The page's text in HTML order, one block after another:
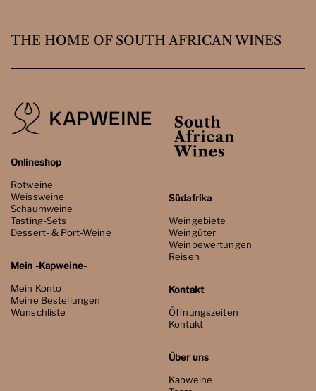
THE HOME OF SOUTH AFRICAN WINES
Onlineshop
Rotweine
Weissweine
Schaumweine
Tasting-Sets
Dessert- & Port-Weine
Mein -Kapweine-
Mein Konto
Meine Bestellungen
Wunschliste
Südafrika
Weingebiete
Weingüter
Weinbewertungen
Reisen
Kontakt
Öffnungszeiten
Kontakt
Über uns
Kapweine